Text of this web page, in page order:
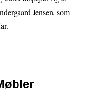
Jensen, som